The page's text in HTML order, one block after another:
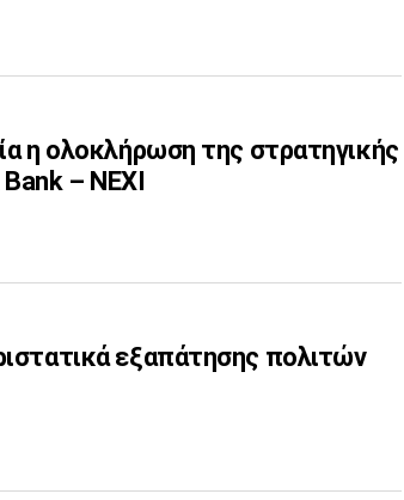
η ολοκλήρωση της στρατηγικής
– NEXI
εξαπάτησης πολιτών